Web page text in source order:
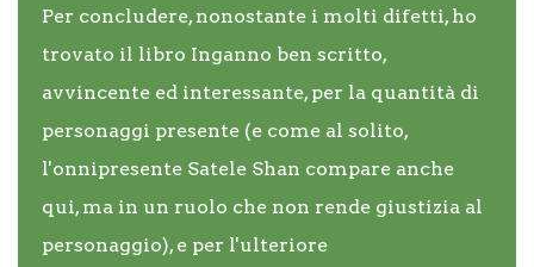
Per concludere, nonostante i molti difetti, ho
trovato il libro Inganno ben scritto,
avvincente ed interessante, per la quantità di
personaggi presente (e come al solito,
l'onnipresente Satele Shan compare anche
qui, ma in un ruolo che non rende giustizia al
personaggio), e per l'ulteriore